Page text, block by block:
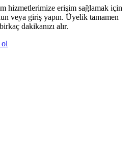
hizmetlerimize erişim sağlamak için
veya giriş yapın. Üyelik tamamen
dakikanızı alır.
ol